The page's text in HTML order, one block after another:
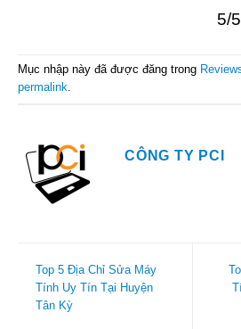
5/
Mục nhập này đã được đăng trong
permalink.
CÔNG TY PCI
Top 5 Địa Chỉ Sửa Máy
Tính Uy Tín Tại Huyện
Tân Kỳ